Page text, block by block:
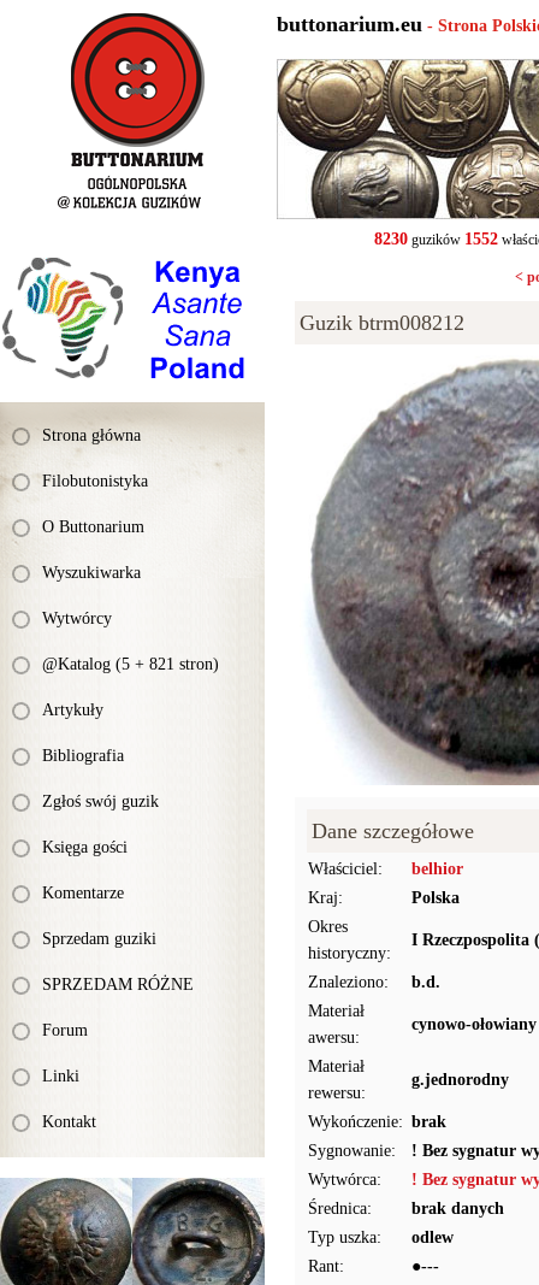
Strona główna
Filobutonistyka
O Buttonarium
Wyszukiwarka
Wytwórcy
@Katalog (5 + 821 stron)
Artykuły
Bibliografia
Zgłoś swój guzik
Księga gości
Komentarze
Sprzedam guziki
SPRZEDAM RÓŻNE
Forum
Linki
Kontakt
buttonarium.eu - Strona
8230guzików 1552
<
Guzik btrm008212
Dane szczegółowe
Właściciel:
belhior
Kraj:
Polska
Okres
historyczny:
I Rzeczpospolita
Znaleziono:
b.d.
Materiał
awersu:
cynowo-ołowiany
Materiał
rewersu:
g.jednorodny
Wykończenie: brak
Sygnowanie:
! Bez sygnatur
Wytwórca:
! Bez sygnatur
Średnica:
brak danych
Typ uszka:
odlew
Rant:
●---